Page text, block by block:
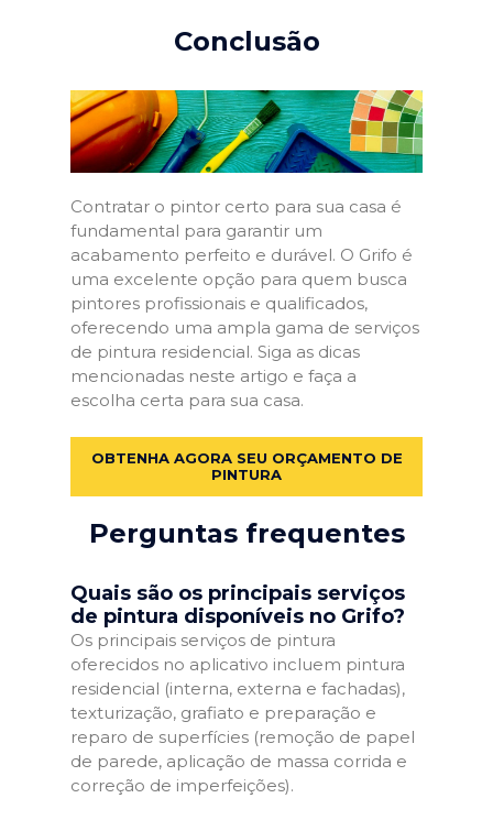
Conclusão
Contratar o pintor certo para sua casa é
fundamental para garantir um
acabamento perfeito e durável. O Grifo é
uma excelente opção para quem busca
pintores profissionais e qualificados,
oferecendo uma ampla gama de serviços
de pintura residencial. Siga as dicas
mencionadas neste artigo e faça a
escolha certa para sua casa.
OBTENHA AGORA SEU ORÇAMENTO DE
PINTURA
Perguntas frequentes
Quais são os principais serviços
de pintura disponíveis no Grifo?
Os principais serviços de pintura
oferecidos no aplicativo incluem pintura
residencial (interna, externa e fachadas),
texturização, grafiato e preparação e
reparo de superfícies (remoção de papel
de parede, aplicação de massa corrida e
correção de imperfeições).